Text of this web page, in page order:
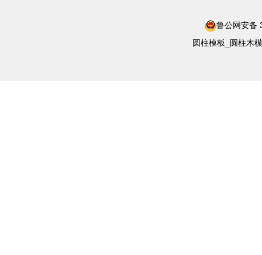
鲁公网安备
圆柱模板_圆柱木